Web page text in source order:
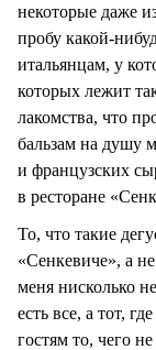
некоторые даже
пробу какой-
итальянцам, у
которых лежит
лакомства, что
бальзам на душу
и французских
в ресторане
То, что такие
«Сенкевиче», а
меня нисколько
есть все, а тот,
гостям то, чего